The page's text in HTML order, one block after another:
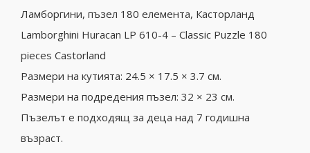
Ламборгини, пъзел 180 елемента, Касторланд
Lamborghini Huracan LP 610-4 – Classic Puzzle 180
pieces Castorland
Размери на кутията: 24.5 × 17.5 × 3.7 см.
Размери на подредения пъзел: 32 × 23 см.
Пъзелът е подходящ за деца над 7 годишна
възраст.